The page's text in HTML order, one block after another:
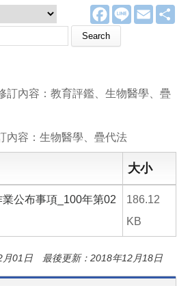
F
a
e
k
L
E
m
訂內容：教育評鑑、生物醫學、疊
內容：生物醫學、疊代法
大小
公布事項_100年第02
186.12
KB
月01日 最後更新：2018年12月18日